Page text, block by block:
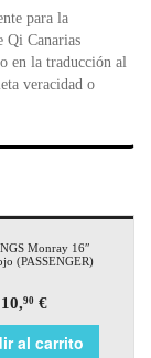
para la
Qi Canarias
en la traducción al
veracidad o
Monray 16″
(PASSENGER)
10,90€
al carrito